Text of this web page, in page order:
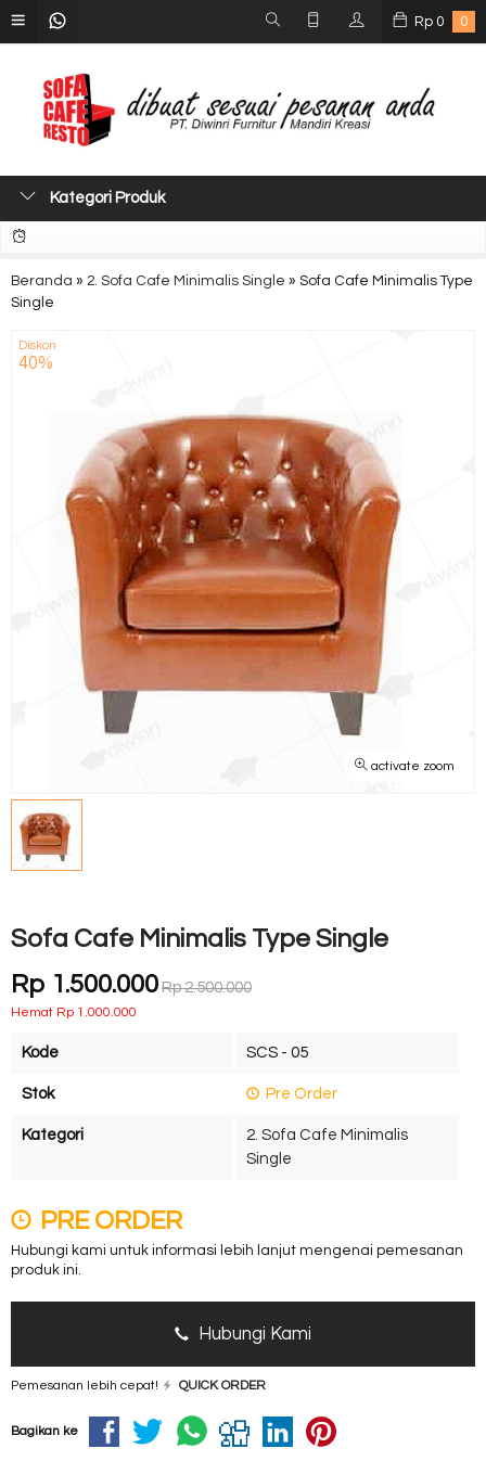
Rp 0 0
Kategori Produk
Beranda » 2. Sofa Cafe Minimalis Single » Sofa Cafe Minimalis Type
Single
activate zoom
Diskon
40%
Sofa Cafe Minimalis Type Single
Rp 1.500.000 Rp 2.500.000
Hemat Rp 1.000.000
Kode SCS - 05
Stok Pre Order
Kategori
2. Sofa Cafe Minimalis
Single
PRE ORDER
Hubungi kami untuk informasi lebih lanjut mengenai pemesanan
produk ini.
Hubungi Kami
Pemesanan lebih cepat! QUICK ORDER
Bagikan ke